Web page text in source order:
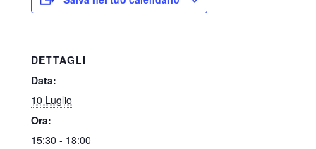
DETTAGLI
Data:
10 Luglio
Ora:
15:30 - 18:00